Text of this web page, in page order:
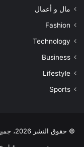
مال و أعمال
Fashion
Technology
Business
Lifestyle
Sports
© حقوق النشر 2026، جميع الحقوق محفوظة |